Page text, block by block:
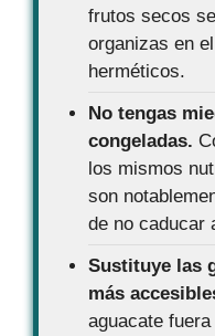
frutos secos
organizas en
herméticos.
No tengas
congeladas.
los mismos
son
de no caducar
Sustituye las
más
aguacate